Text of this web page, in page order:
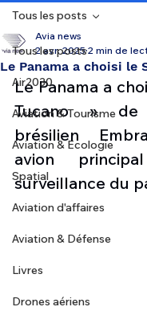
Tous les posts
Air2030
Aviation & Tourisme
Aviation & Ecologie
Spatial
Aviation d'affaires
Aviation & Défense
Livres
Drones aériens
Tous les posts
Le Panama a choisi le
Avia news
2 avr. 2025 2 min de
Le Panama a
Tucano » de
brésilien
avion
surveillance du